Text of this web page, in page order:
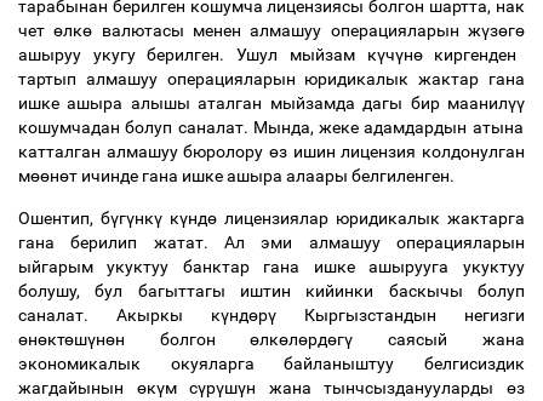
тарабынан берилген кошумча лицензиясы болгон шартта, нак
четөлкө валютасы менен алмашуу операцияларын жүзөгө
ашыруу укугу берилген. Ушул мыйзам күчүнөкиргенден
тартып алмашуу операцияларын юридикалык жактар гана
ишке ашыра алышы аталган мыйзамда дагы бир маанилүү
кошумчадан болуп саналат. Мында, жеке адамдардын атына
катталган алмашуу бюролору өз ишин лицензия колдонулган
мөөнөт ичинде гана ишке ашыра алаары белгиленген.
Ошентип, бүгүнкү күндө лицензиялар юридикалык жактарга
гана берилип жатат. Ал эми алмашуу операцияларын
ыйгарым укуктуу банктар гана ишке ашырууга укуктуу
болушу, бул багыттагы иштин кийинки баскычы болуп
саналат. Акыркы күндөрү Кыргызстандын негизги
өнөктөшүнөн болгонөлкөлөрдөгү саясый жана
экономикалык окуяларга байланыштуу белгисиздик
жагдайынын өкүм сүрүшүн жана тынчсыздануулардыөз